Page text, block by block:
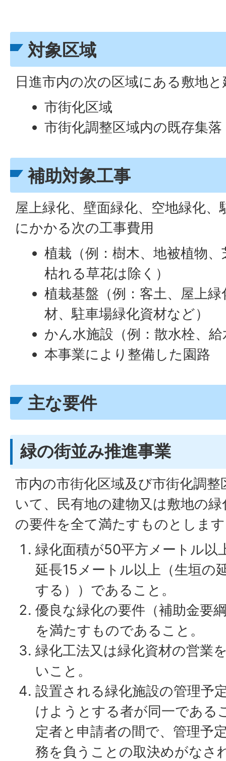
対象区域
日進市内の次の区域にある敷地
市街化区域
市街化調整区域内の既存集落
補助対象工事
屋上緑化、壁面緑化、空地緑化
にかかる次の工事費用
植栽（例：樹木、地被植物
枯れる草花は除く）
植栽基盤（例：客土、屋上
材、駐車場緑化資材など）
かん水施設（例：散水栓、
本事業により整備した園路
主な要件
緑の街並み推進事業
市内の市街化区域及び市街化調
いて、民有地の建物又は敷地の
の要件を全て満たすものとしま
緑化面積が50平方メートル以
延長15メートル以上（生垣の
する））であること。
優良な緑化の要件（補助金要
を満たすものであること。
緑化工法又は緑化資材の営業
いこと。
設置される緑化施設の管理予
けようとする者が同一である
定者と申請者の間で、管理予
務を負うことの取決めがなさ